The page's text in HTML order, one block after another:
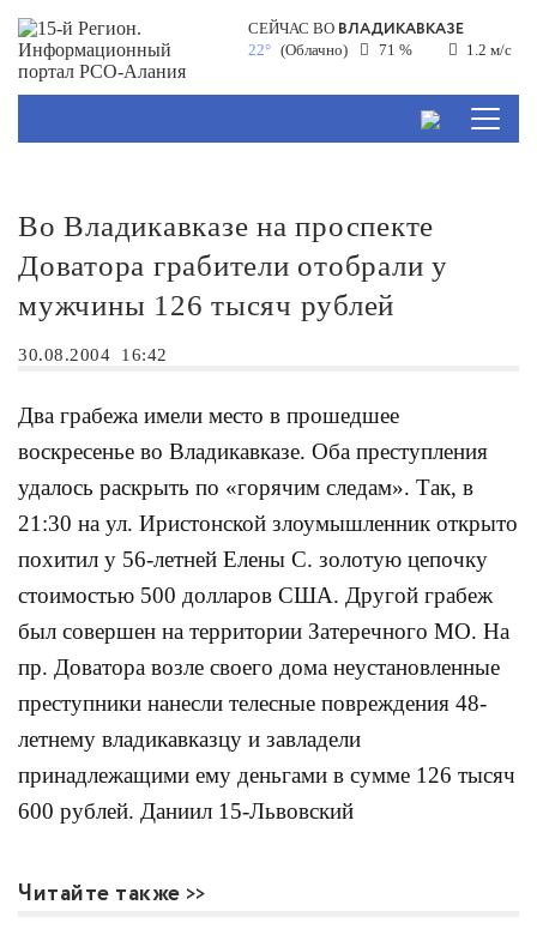
СЕЙЧАС ВО ВЛАДИКАВКАЗЕ
22° (Облачно) 71 % 1.2 м/с
Во Владикавказе на проспекте
Доватора грабители отобрали у
мужчины 126 тысяч рублей
30.08.2004 16:42
Два грабежа имели место в прошедшее
воскресенье во Владикавказе. Оба преступления
удалось раскрыть по «горячим следам». Так, в
21:30 на ул. Иристонской злоумышленник открыто
похитил у 56-летней Елены С. золотую цепочку
стоимостью 500 долларов США. Другой грабеж
был совершен на территории Затеречного МО. На
пр. Доватора возле своего дома неустановленные
преступники нанесли телесные повреждения 48-
летнему владикавказцу и завладели
принадлежащими ему деньгами в сумме 126 тысяч
600 рублей. Даниил 15-Львовский
Читайте также